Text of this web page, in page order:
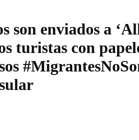
son enviados a
turistas con